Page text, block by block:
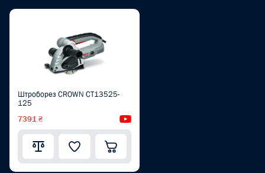
Штроборез CROWN CT13525-
125
7391 ₴